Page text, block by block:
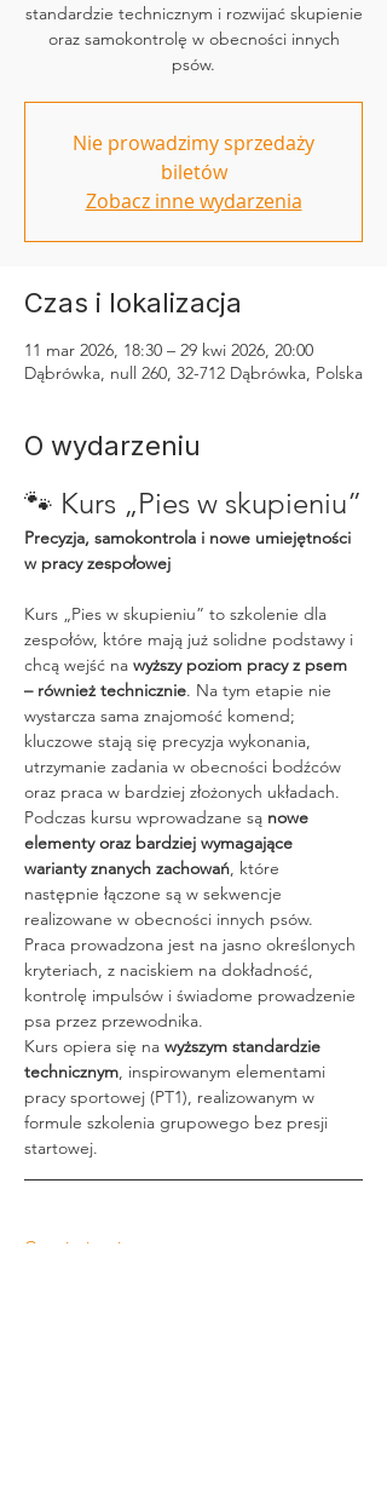
standardzie technicznym i rozwijać skupienie
oraz samokontrolę w obecności innych
psów.
Nie prowadzimy sprzedaży
biletów
Zobacz inne wydarzenia
Czas i lokalizacja
11 mar 2026, 18:30 – 29 kwi 2026, 20:00
Dąbrówka, null 260, 32-712 Dąbrówka, Polska
O wydarzeniu
🐾 Kurs „Pies w skupieniu”
Precyzja, samokontrola i nowe umiejętności
w pracy zespołowej
Kurs „Pies w skupieniu” to szkolenie dla
zespołów, które mają już solidne podstawy i
chcą wejść na wyższy poziom pracy z psem
– również technicznie. Na tym etapie nie
wystarcza sama znajomość komend;
kluczowe stają się precyzja wykonania,
utrzymanie zadania w obecności bodźców
oraz praca w bardziej złożonych układach.
Podczas kursu wprowadzane są nowe
elementy oraz bardziej wymagające
warianty znanych zachowań, które
następnie łączone są w sekwencje
realizowane w obecności innych psów.
Praca prowadzona jest na jasno określonych
kryteriach, z naciskiem na dokładność,
kontrolę impulsów i świadome prowadzenie
psa przez przewodnika.
Kurs opiera się na wyższym standardzie
technicznym, inspirowanym elementami
pracy sportowej (PT1), realizowanym w
formule szkolenia grupowego bez presji
startowej.
Czytaj więcej >